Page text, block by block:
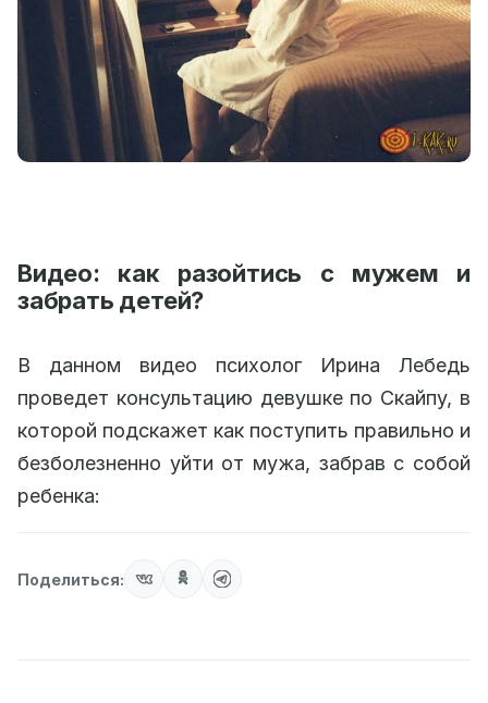
Видео: как разойтись с мужем и
забрать детей?
В данном видео психолог Ирина Лебедь
проведет консультацию девушке по Скайпу, в
которой подскажет как поступить правильно и
безболезненно уйти от мужа, забрав с собой
ребенка:
Поделиться: